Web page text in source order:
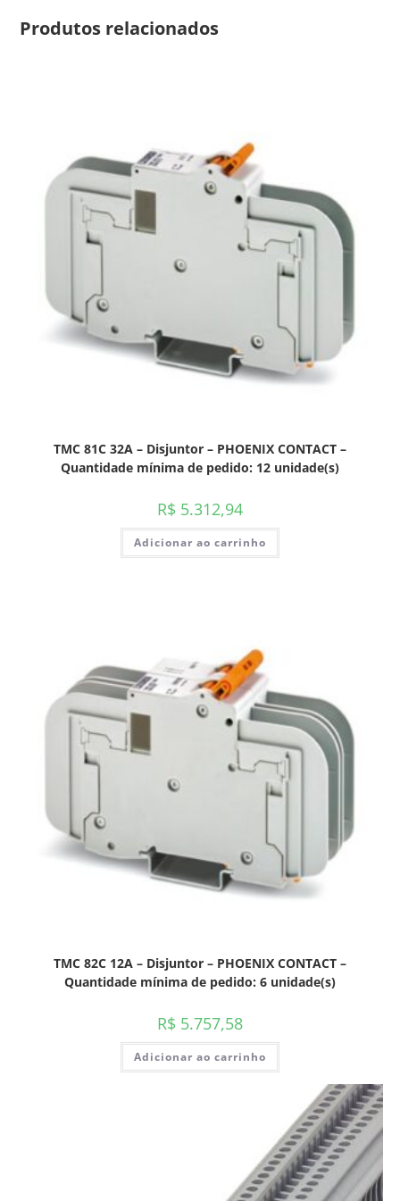
Produtos relacionados
TMC 81C 32A – Disjuntor – PHOENIX CONTACT –
Quantidade mínima de pedido: 12 unidade(s)
R$ 5.312,94
Adicionar ao carrinho
TMC 82C 12A – Disjuntor – PHOENIX CONTACT –
Quantidade mínima de pedido: 6 unidade(s)
R$ 5.757,58
Adicionar ao carrinho